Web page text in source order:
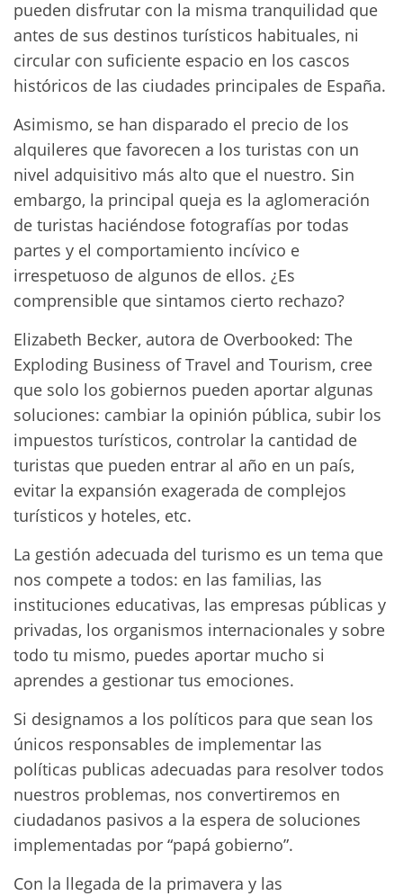
pueden disfrutar con la misma tranquilidad que
antes de sus destinos turísticos habituales, ni
circular con suficiente espacio en los cascos
históricos de las ciudades principales de España.
Asimismo, se han disparado el precio de los
alquileres que favorecen a los turistas con un
nivel adquisitivo más alto que el nuestro. Sin
embargo, la principal queja es la aglomeración
de turistas haciéndose fotografías por todas
partes y el comportamiento incívico e
irrespetuoso de algunos de ellos. ¿Es
comprensible que sintamos cierto rechazo?
Elizabeth Becker, autora de Overbooked: The
Exploding Business of Travel and Tourism, cree
que solo los gobiernos pueden aportar algunas
soluciones: cambiar la opinión pública, subir los
impuestos turísticos, controlar la cantidad de
turistas que pueden entrar al año en un país,
evitar la expansión exagerada de complejos
turísticos y hoteles, etc.
La gestión adecuada del turismo es un tema que
nos compete a todos: en las familias, las
instituciones educativas, las empresas públicas y
privadas, los organismos internacionales y sobre
todo tu mismo, puedes aportar mucho si
aprendes a gestionar tus emociones.
Si designamos a los políticos para que sean los
únicos responsables de implementar las
políticas publicas adecuadas para resolver todos
nuestros problemas, nos convertiremos en
ciudadanos pasivos a la espera de soluciones
implementadas por “papá gobierno”.
Con la llegada de la primavera y las